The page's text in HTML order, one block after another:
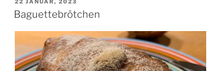
AM
22 JANUAR, 2023
Baguettebrötchen